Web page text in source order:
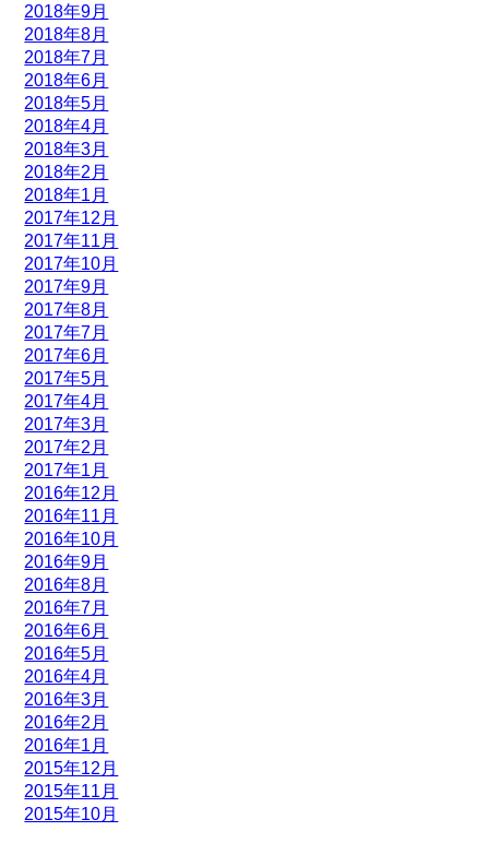
2018年9月
2018年8月
2018年7月
2018年6月
2018年5月
2018年4月
2018年3月
2018年2月
2018年1月
2017年12月
2017年11月
2017年10月
2017年9月
2017年8月
2017年7月
2017年6月
2017年5月
2017年4月
2017年3月
2017年2月
2017年1月
2016年12月
2016年11月
2016年10月
2016年9月
2016年8月
2016年7月
2016年6月
2016年5月
2016年4月
2016年3月
2016年2月
2016年1月
2015年12月
2015年11月
2015年10月